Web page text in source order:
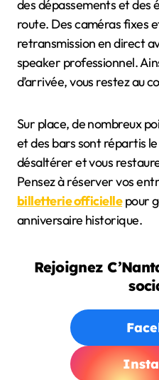
des dépassements et des
route. Des caméras fixes
retransmission en direct
speaker professionnel.
d’arrivée, vous restez au
Sur place, de nombreux
et des bars sont répartis
désaltérer et vous
Pensez à réserver vos
billetterie officiellepour
anniversaire historique.
Rejoignez